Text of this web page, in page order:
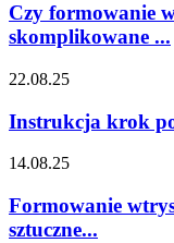
Czy formowanie
skomplikowane ...
22.08.25
Instrukcja krok
14.08.25
Formowanie
sztuczne...